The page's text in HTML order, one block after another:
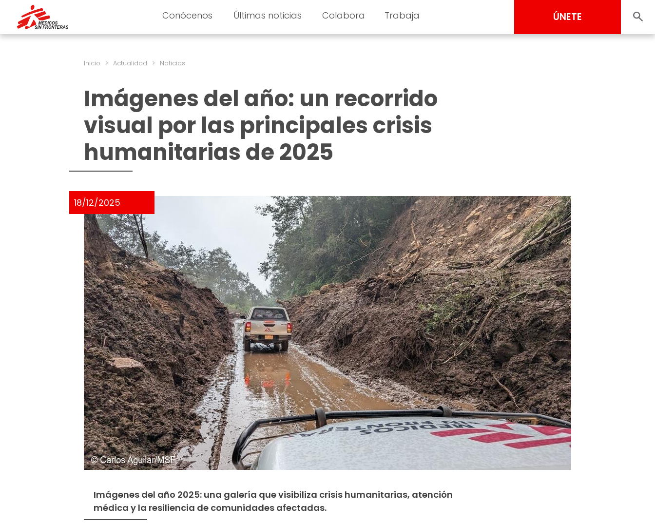
Conócenos Últimas noticias Colabora Trabaja ÚNETE
Inicio > Actualidad > Noticias
Imágenes del año: un recorrido
visual por las principales crisis
humanitarias de 2025
18/12/2025
Imágenes del año 2025: una galería que visibiliza crisis humanitarias, atención
médica y la resiliencia de comunidades afectadas.